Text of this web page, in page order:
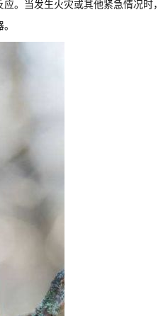
。当发生火灾或其他紧急情况时